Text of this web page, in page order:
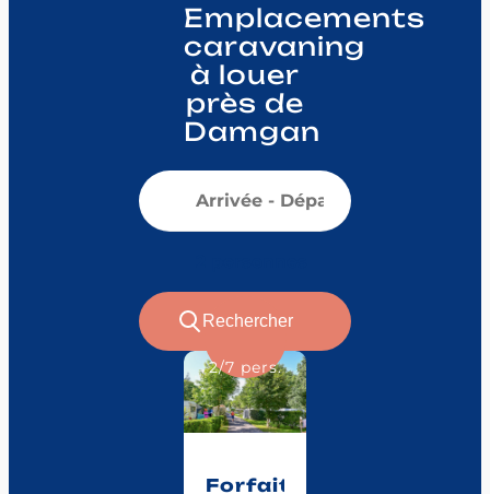
Emplacements
caravaning
à louer
près de
Damgan
Votre séjour :
Rechercher
2/7 pers.
Forfait
Découvrir:
Forfait
Confort
tente,